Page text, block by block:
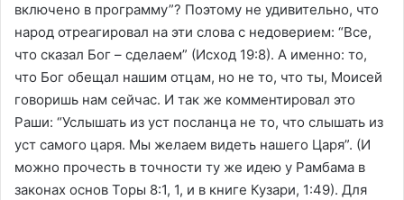
включено в программу”? Поэтому не удивительно, что
народ отреагировал на эти слова с недоверием: “Все,
что сказал Бог – сделаем” (Исход 19:8). А именно: то,
что Бог обещал нашим отцам, но не то, что ты, Моисей
говоришь нам сейчас. И так же комментировал это
Раши: “Услышать из уст посланца не то, что слышать из
уст самого царя. Мы желаем видеть нашего Царя”. (И
можно прочесть в точности ту же идею у Рамбама в
законах основ Торы 8:1, 1, и в книге Кузари, 1:49). Для